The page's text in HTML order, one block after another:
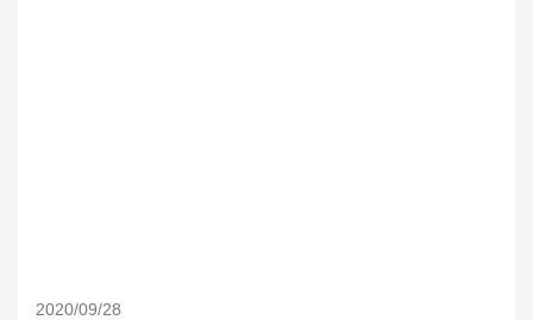
2020/09/28